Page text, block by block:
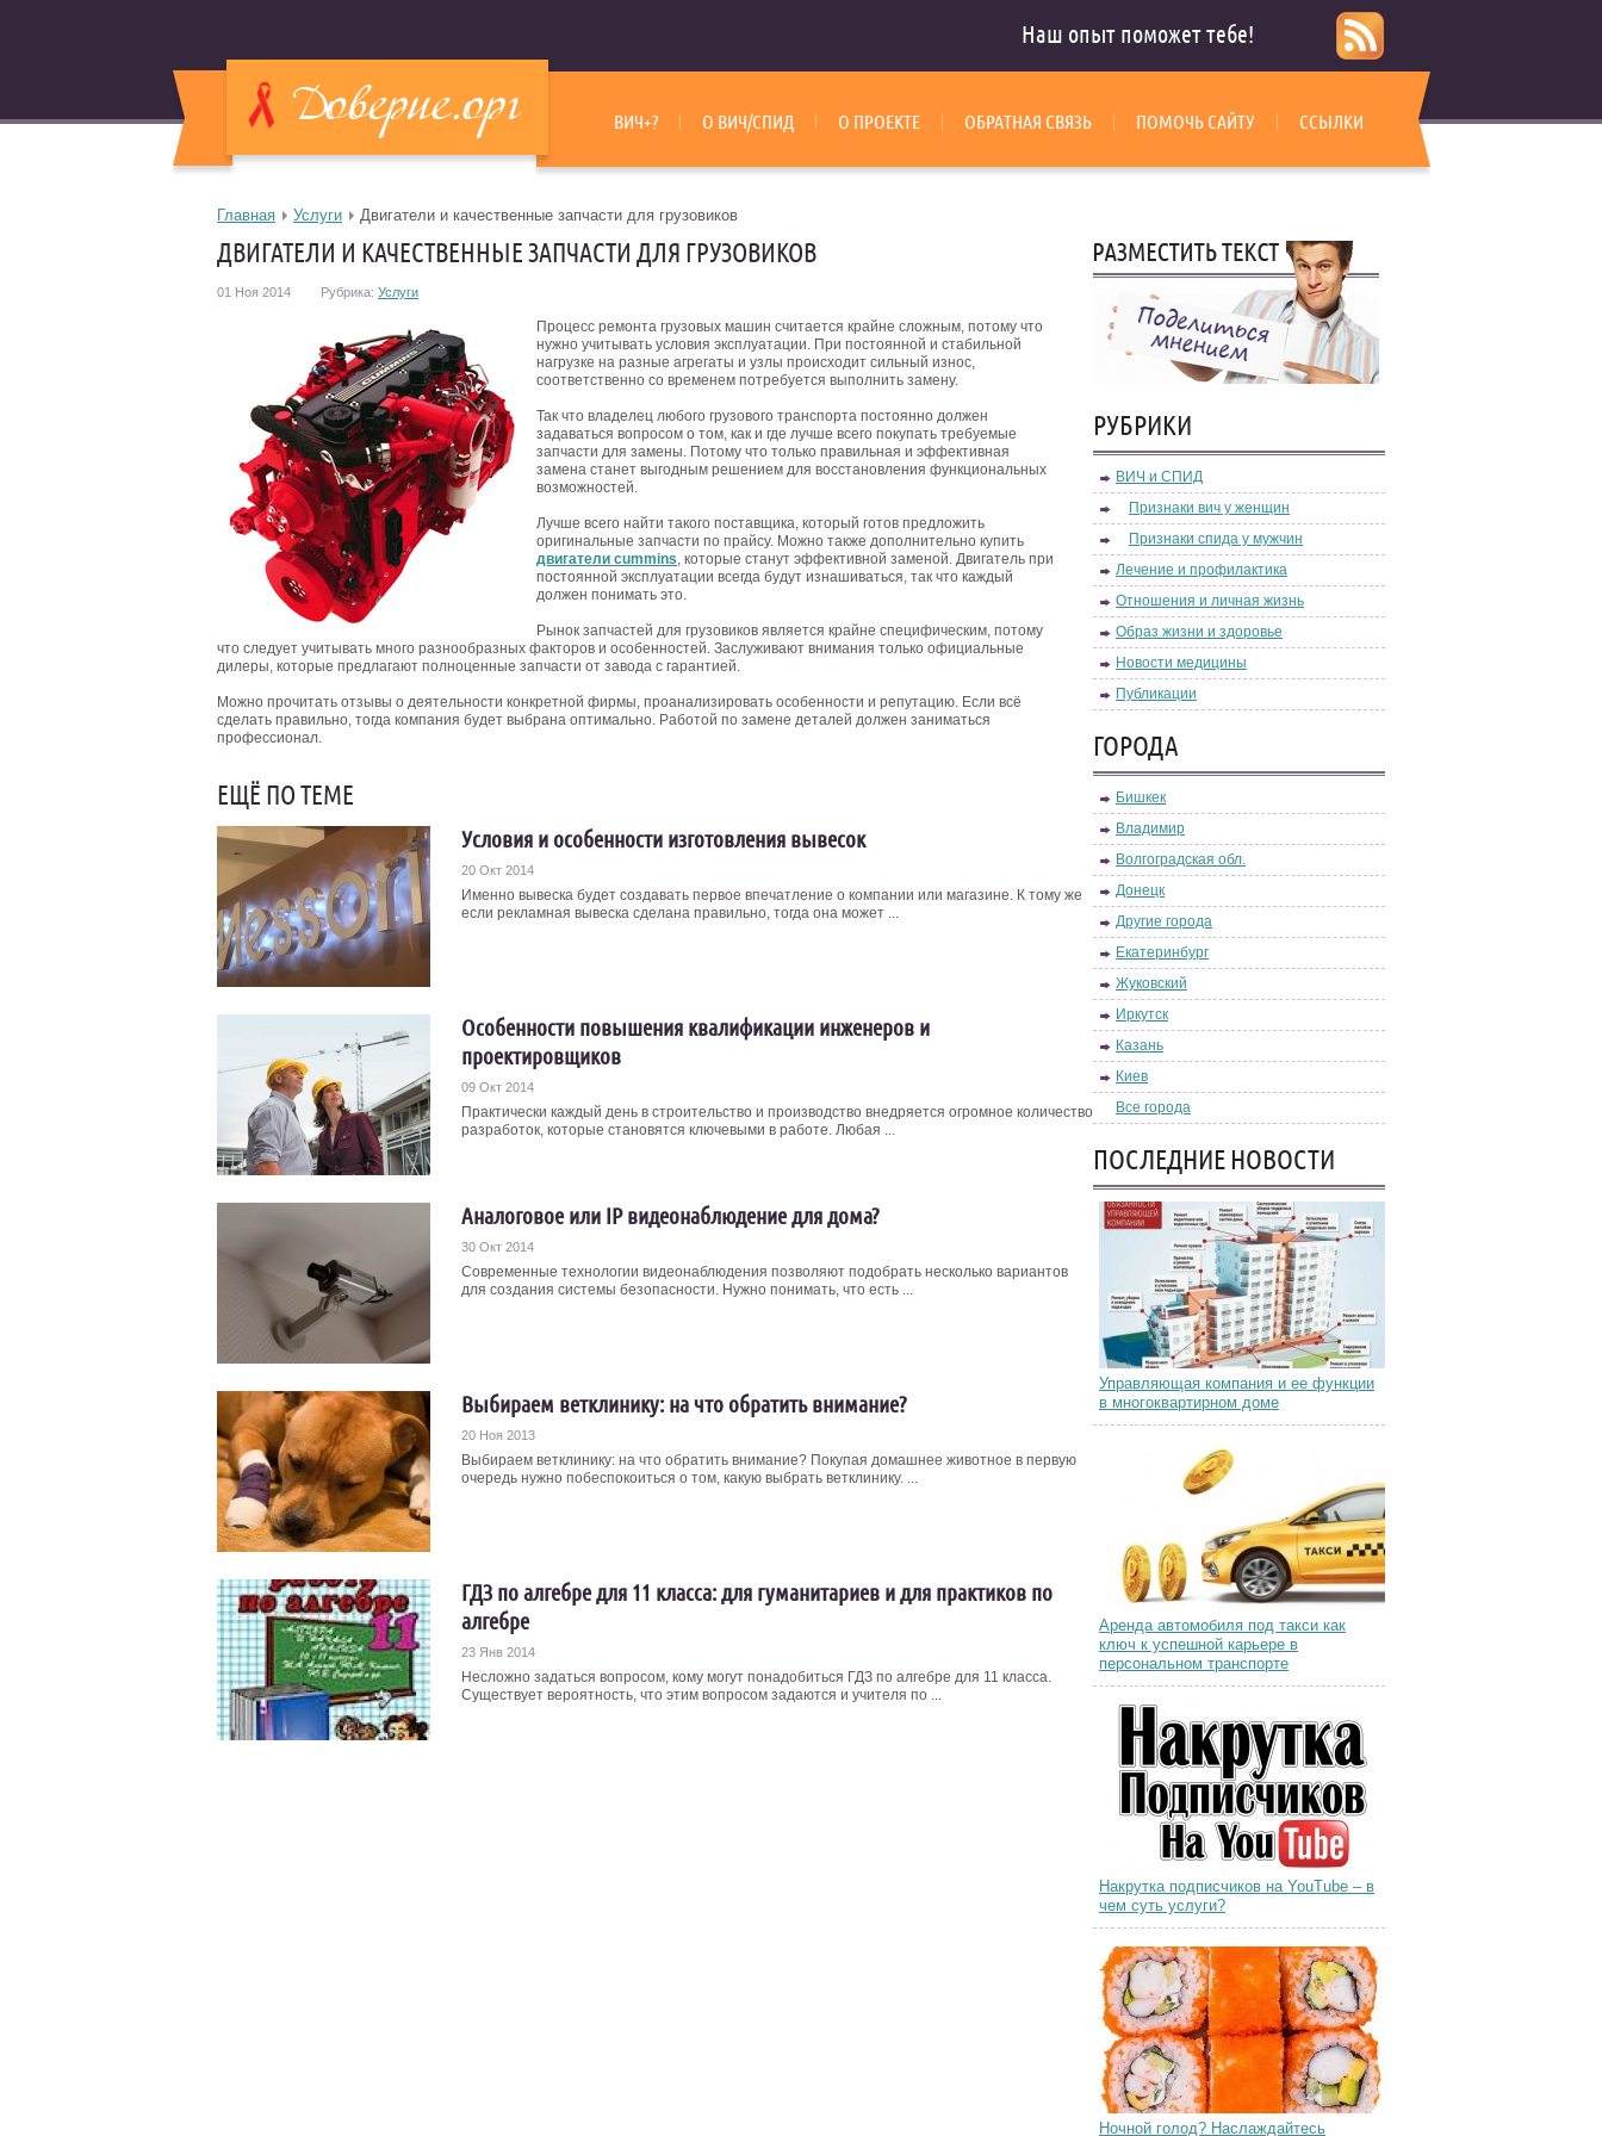
Наш опыт поможет тебе!
ВИЧ+? О ВИЧ/СПИД О ПРОЕКТЕ ОБРАТНАЯ СВЯЗЬ ПОМОЧЬ САЙТУ ССЫЛКИ
Главная Услуги Двигатели и качественные запчасти для грузовиков
ДВИГАТЕЛИ И КАЧЕСТВЕННЫЕ ЗАПЧАСТИ ДЛЯ ГРУЗОВИКОВ
01 Ноя 2014 Рубрика: Услуги
Процесс ремонта грузовых машин считается крайне сложным, потому что
нужно учитывать условия эксплуатации. При постоянной и стабильной
нагрузке на разные агрегаты и узлы происходит сильный износ,
соответственно со временем потребуется выполнить замену.
Так что владелец любого грузового транспорта постоянно должен
задаваться вопросом о том, как и где лучше всего покупать требуемые
запчасти для замены. Потому что только правильная и эффективная
замена станет выгодным решением для восстановления функциональных
возможностей.
Лучше всего найти такого поставщика, который готов предложить
оригинальные запчасти по прайсу. Можно также дополнительно купить
двигатели cummins, которые станут эффективной заменой. Двигатель при
постоянной эксплуатации всегда будут изнашиваться, так что каждый
должен понимать это.
Рынок запчастей для грузовиков является крайне специфическим, потому
что следует учитывать много разнообразных факторов и особенностей. Заслуживают внимания только официальные
дилеры, которые предлагают полноценные запчасти от завода с гарантией.
Можно прочитать отзывы о деятельности конкретной фирмы, проанализировать особенности и репутацию. Если всё
сделать правильно, тогда компания будет выбрана оптимально. Работой по замене деталей должен заниматься
профессионал.
ЕЩЁ ПО ТЕМЕ
Условия и особенности изготовления вывесок
20 Окт 2014
Именно вывеска будет создавать первое впечатление о компании или магазине. К тому же
если рекламная вывеска сделана правильно, тогда она может ...
Особенности повышения квалификации инженеров и
проектировщиков
09 Окт 2014
Практически каждый день в строительство и производство внедряется огромное количество
разработок, которые становятся ключевыми в работе. Любая ...
Аналоговое или IP видеонаблюдение для дома?
30 Окт 2014
Современные технологии видеонаблюдения позволяют подобрать несколько вариантов
для создания системы безопасности. Нужно понимать, что есть ...
Выбираем ветклинику: на что обратить внимание?
20 Ноя 2013
Выбираем ветклинику: на что обратить внимание? Покупая домашнее животное в первую
очередь нужно побеспокоиться о том, какую выбрать ветклинику. ...
ГДЗ по алгебре для 11 класса: для гуманитариев и для практиков по
алгебре
23 Янв 2014
Несложно задаться вопросом, кому могут понадобиться ГДЗ по алгебре для 11 класса.
Существует вероятность, что этим вопросом задаются и учителя по ...
РУБРИКИ
ВИЧ и СПИД
Признаки вич у женщин
Признаки спида у мужчин
Лечение и профилактика
Отношения и личная жизнь
Образ жизни и здоровье
Новости медицины
Публикации
ГОРОДА
Бишкек
Владимир
Волгоградская обл.
Донецк
Другие города
Екатеринбург
Жуковский
Иркутск
Казань
Киев
Все города
ПОСЛЕДНИЕ НОВОСТИ
Управляющая компания и ее функции
в многоквартирном доме
Аренда автомобиля под такси как
ключ к успешной карьере в
персональном транспорте
Накрутка подписчиков на YouTube – в
чем суть услуги?
Ночной голод? Наслаждайтесь